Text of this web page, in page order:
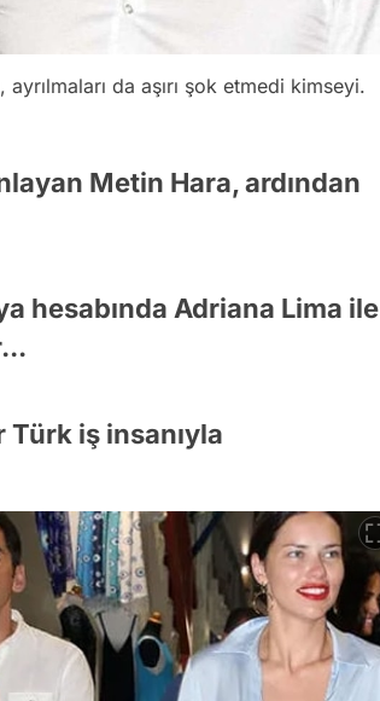
ayrılmaları da aşırı şok etmedi kimseyi.
Metin Hara, ardından
hesabında Adriana Lima ile
iş insanıyla